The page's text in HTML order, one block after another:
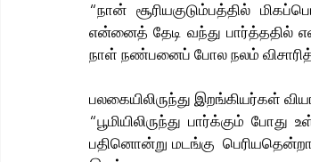
“நான் சூரியகுடும்பத்தில்
என்னைத் தேடி வந்து பார்த்ததில்
நாள் நண்பனைப் போல நலம்
பலகையிலிருந்து இறங்கியர்கள்
“பூமியிலிருந்து பார்க்கும்
பதினொன்று மடங்கு